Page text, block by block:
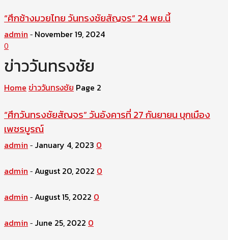
“ศึกช้างมวยไทย วันทรงชัยสัญจร” 24 พย.นี้
admin - November 19, 2024
0
ข่าววันทรงชัย
Home ข่าววันทรงชัย Page 2
“ศึกวันทรงชัยสัญจร” วันอังคารที่ 27 กันยายน บุกเมือง
เพชรบูรณ์
admin - January 4, 2023 0
admin -August 20, 2022 0
admin -August 15, 2022 0
admin - June 25, 2022 0